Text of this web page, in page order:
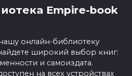
Empire-book
онлайн-библиотеку
широкий выбор книг:
и самоиздата.
на всех устройствах